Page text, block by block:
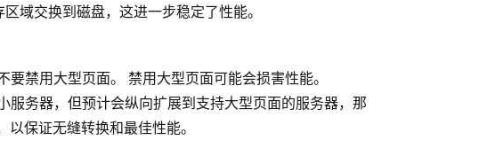
域交换到磁盘，这进一步稳定了性能。
禁用大型页面。 禁用大型页面可能会损害性能。
服务器，但预计会纵向扩展到支持大型页面的服务器，那
以保证无缝转换和最佳性能。